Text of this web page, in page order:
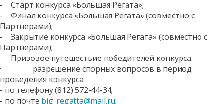
- Старт конкурса «Большая Регата»;
- Финал конкурса «Большая Регата» (совместно с
Партнерами);
- Закрытие конкурса «Большая Регата» (совместно с
Партнерами);
- Призовое путешествие победителей конкурса.
· разрешение спорных вопросов в период
проведения конкурса
- по телефону (812) 572-44-34;
- по почте big_regatta@mail.ru;